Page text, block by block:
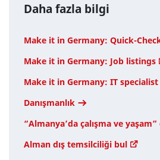
Daha fazla bilgi
Make it in Germany: Quick-
Make it in Germany: Job listings
Make it in Germany: IT
Danışmanlık
“Almanya’da çalışma ve yaşam”
Alman dış temsilciliği bul